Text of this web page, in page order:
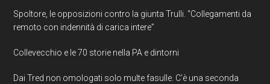
Spoltore, le opposizioni contro la giunta Trulli. “Collegamenti da
remoto con indennità di carica intere”
Collevecchio e le 70 storie nella PA e dintorni
Dai Tred non omologati solo multe fasulle. C’è una seconda